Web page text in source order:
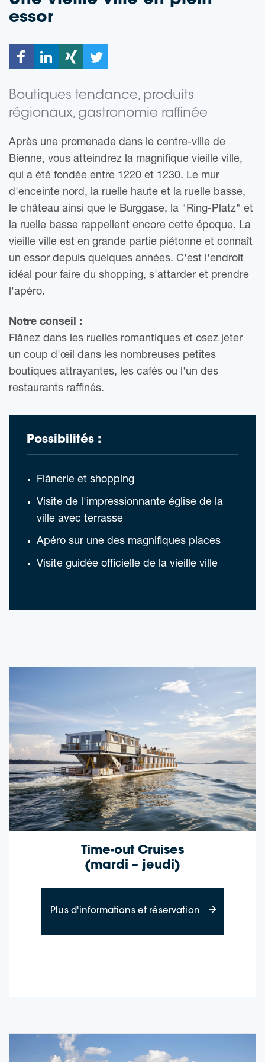
essor
Boutiques tendance, produits
régionaux, gastronomie raffinée
Après une promenade dans le centre-ville de
Bienne, vous atteindrez la magnifique vieille ville,
qui a été fondée entre 1220 et 1230. Le mur
d'enceinte nord, la ruelle haute et la ruelle basse,
le château ainsi que le Burggase, la "Ring-Platz" et
la ruelle basse rappellent encore cette époque. La
vieille ville est en grande partie piétonne et connaît
un essor depuis quelques années. C'est l'endroit
idéal pour faire du shopping, s'attarder et prendre
l'apéro.
Notre conseil :
Flânez dans les ruelles romantiques et osez jeter
un coup d'œil dans les nombreuses petites
boutiques attrayantes, les cafés ou l'un des
restaurants raffinés.
Possibilités :
Flânerie et shopping
Visite de l'impressionnante église de la
ville avec terrasse
Apéro sur une des magnifiques places
Visite guidée officielle de la vieille ville
Time-out Cruises
(mardi – jeudi)
Plus d'informations et réservationà propos des